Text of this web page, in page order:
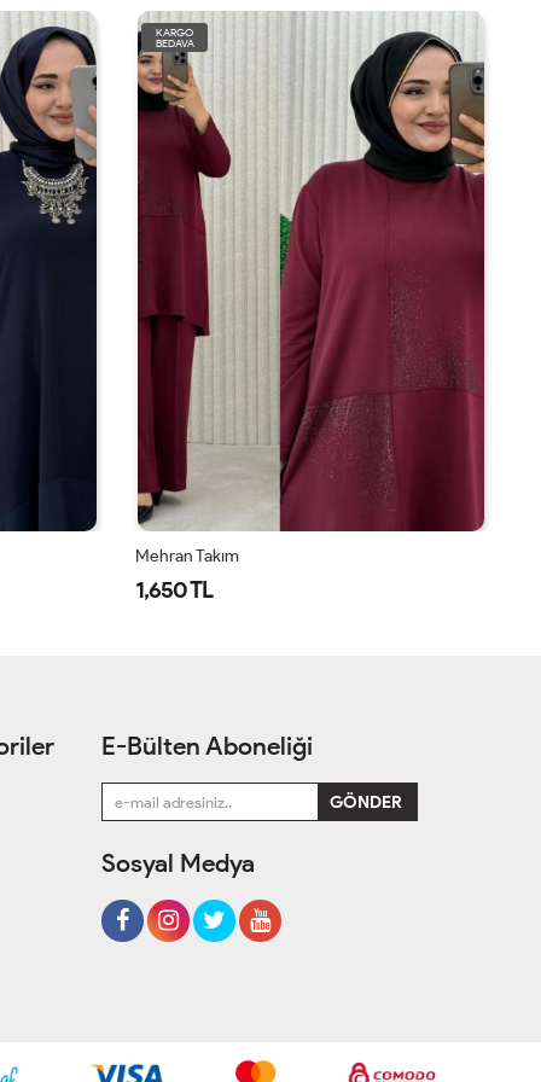
KARGO
BEDAVA
Mehran Takım
1,650 TL
E-Bülten Aboneliği
Sosyal Medya